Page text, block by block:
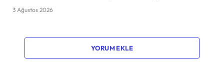
3 Ağustos 2026
YORUM EKLE